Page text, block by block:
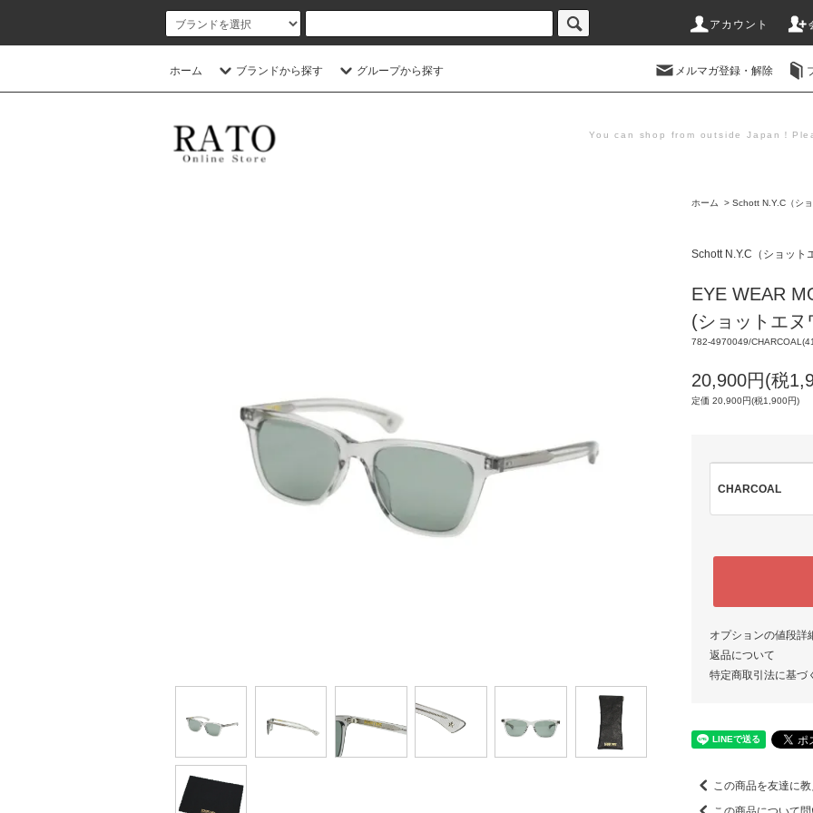
アカウント
ホーム ブランドから探す グループから探す メルマガ登録・解除
You can shop from outside Japan！
ホーム > Schott N.Y.C（シ
Schott N.Y.C（ショット
EYE WEAR
(ショットエヌ
782-4970049/
20,900円(税
定価 20,900円(税1,900円)
CHARCOAL
オプションの値段詳
返品について
特定商取引法に基づ
この商品を友達に